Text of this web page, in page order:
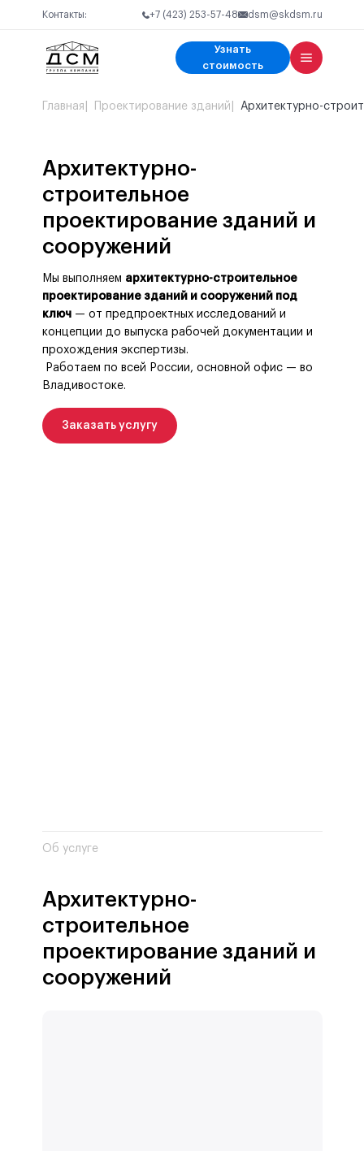
Контакты: +7 (423) 253-57-48 dsm@skdsm.ru
Узнать
стоимость
Узнать стоимость
Телефон
Получить консультацию
Главная Проектирование зданий Архитектурно-
Архитектурно-
строительное
проектирование зданий и
сооружений
Мы выполняем архитектурно-строительное
проектирование зданий и сооружений под
ключ— от предпроектных исследований и
концепции до выпуска рабочей документации и
прохождения экспертизы.
Работаем по всей России, основной офис — во
Владивостоке.
Заказать услугу
Заполните форму
Я согласен на обработку
Об услуге
Архитектурно-
строительное
проектирование зданий и
сооружений
Заполните форму
Я согласен на обработку